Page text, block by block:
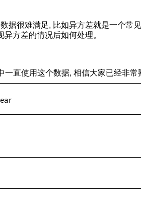
据很难满足, 比如异方差就是一个常
方差的情况后如何处理。
直使用这个数据, 相信大家已经非